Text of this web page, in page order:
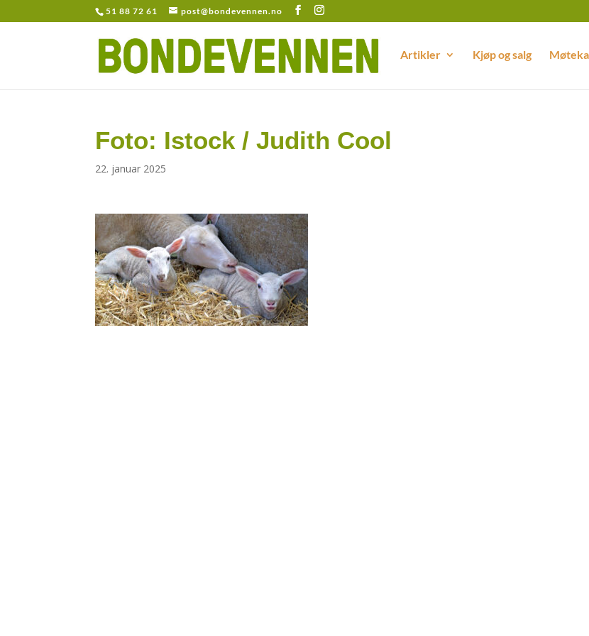
51 88 72 61 post@bondevennen.no
Artikler Kjøp og salg
Foto: Istock / Judith Cool
22. januar 2025